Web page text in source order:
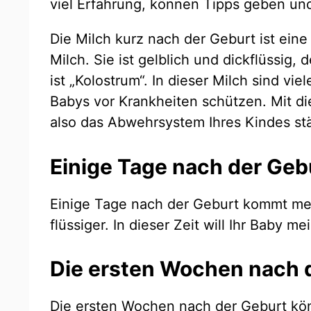
viel Erfahrung, können Tipps geben
Die Milch kurz nach der Geburt ist
Milch. Sie ist gelblich und dickflüssig,
ist „Kolostrum“. In dieser Milch sind
Babys vor Krankheiten schützen. Mit
also das Abwehrsystem Ihres Kindes
Einige Tage nach der
Einige Tage nach der Geburt kommt
flüssiger. In dieser Zeit will Ihr Baby
Die ersten Wochen nach
Die ersten Wochen nach der Geburt